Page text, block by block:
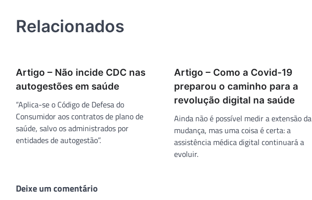
Relacionados
Artigo – Não incide CDC nas
autogestões em saúde
“Aplica-se o Código de Defesa do
Consumidor aos contratos de plano de
saúde, salvo os administrados por
entidades de autogestão”.
Artigo – Como a Covid-19
preparou o caminho para a
revolução digital na saúde
Ainda não é possível medir a extensão da
mudança, mas uma coisa é certa: a
assistência médica digital continuará a
evoluir.
Deixe um comentário